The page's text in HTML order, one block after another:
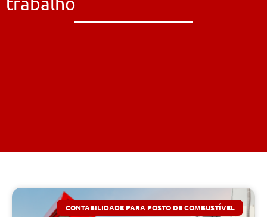
CONTABILIDADE PARA POSTO DE COMBUSTÍVEL